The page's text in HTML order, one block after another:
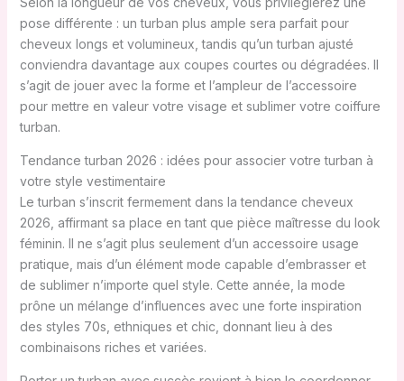
pose différente : un turban plus ample sera parfait pour
cheveux longs et volumineux, tandis qu’un turban ajusté
conviendra davantage aux coupes courtes ou dégradées. Il
s’agit de jouer avec la forme et l’ampleur de l’accessoire
pour mettre en valeur votre visage et sublimer votre coiffure
turban.
Tendance turban 2026 : idées pour associer votre turban à
votre style vestimentaire
Le turban s’inscrit fermement dans la tendance cheveux
2026, affirmant sa place en tant que pièce maîtresse du look
féminin. Il ne s’agit plus seulement d’un accessoire usage
pratique, mais d’un élément mode capable d’embrasser et
de sublimer n’importe quel style. Cette année, la mode
prône un mélange d’influences avec une forte inspiration
des styles 70s, ethniques et chic, donnant lieu à des
combinaisons riches et variées.